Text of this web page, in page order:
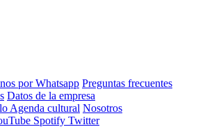
por Whatsapp Preguntas frecuentes
Datos de la empresa
Agenda cultural Nosotros
Spotify Twitter